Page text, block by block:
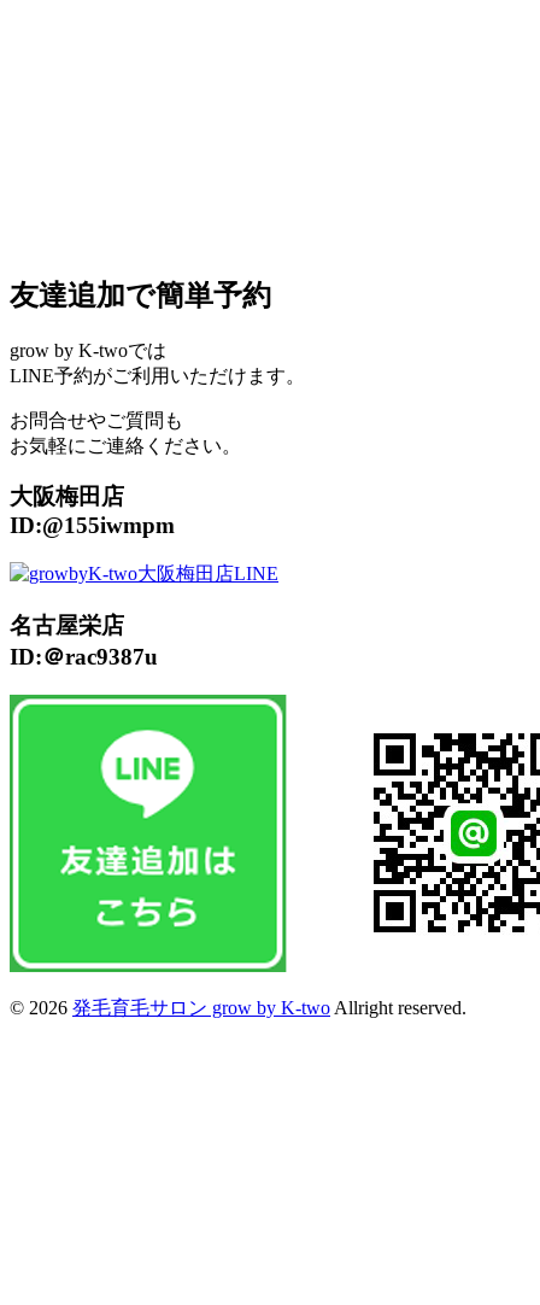
友達追加で簡単予約
grow by K-twoでは
LINE予約がご利用いただけます。
お問合せやご質問も
お気軽にご連絡ください。
大阪梅田店
ID:@155iwmpm
名古屋栄店
ID:＠rac9387u
© 2026 発毛育毛サロン grow by K-twoAllright reserved.